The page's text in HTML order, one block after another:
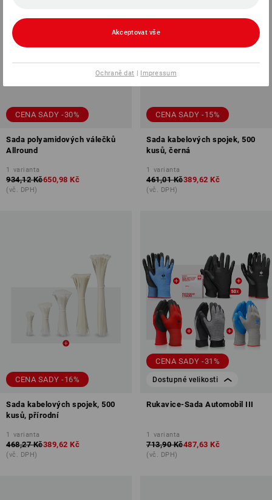
CENA SADY -30%
Sada polyamidových válečků
Allround
1 varianta
934,12 Kč650,98 Kč
(vč. DPH)
CENA SADY -15%
Sada kabelových spojek, 500
kusů, černá
1 varianta
461,01 Kč389,62 Kč
(vč. DPH)
CENA SADY -16%
Sada kabelových spojek, 500
kusů, přírodní
1 varianta
468,27 Kč389,62 Kč
(vč. DPH)
CENA SADY -31%
Dostupné velikosti
Rukavice-Sada Automobil III
1 varianta
713,90 Kč487,63 Kč
(vč. DPH)
Akceptovat vše
Ochraně dat | Impressum